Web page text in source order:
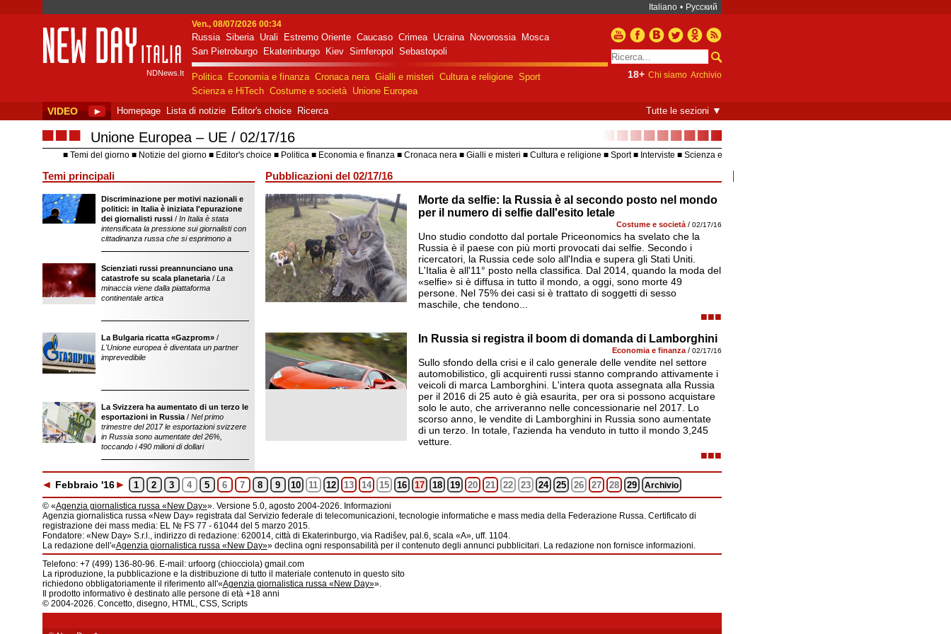
Italiano • Русский
New Day Italia
NDNews.It
Ven., 08/07/2026 00:34
Russia Siberia Urali Estremo Oriente Caucaso Crimea Ucraina Novorossia
Mosca
San Pietroburgo
Ekaterinburgo Kiev Simferopol Sebastopoli
Politica Economia e finanza Cronaca nera Gialli e misteri Cultura e religione Sport
Scienza e HiTech Costume e società Unione Europea
18+ Chi siamo Archivio
VIDEO ► Homepage Lista di notizie Editor's choice Ricerca Tutte le sezioni ▼
■■■ Unione Europea – UE 02/17/16 ■■■■■■■■■
Temi del giorno Notizie del giorno Editor's choice Politica Economia e finanza Cronaca nera Gialli e misteri Cultura e religione Sport Interviste
Scienza e
Pubblicazioni del 02/17/16
Morte da selfie: la Russia è al secondo posto nel mondo
per il numero di selfie dall'esito letale
Costume e società/ 02/17/16
Uno studio condotto dal portale Priceonomics ha svelato che la
Russia è il paese con più morti provocati dai selfie. Secondo i
ricercatori, la Russia cede solo all'India e supera gli Stati Uniti.
L'Italia è all'11° posto nella classifica. Dal 2014, quando la moda del
«selfie» si è diffusa in tutto il mondo, a oggi, sono morte 49
persone. Nel 75% dei casi si è trattato di soggetti di sesso
maschile, che tendono...
■■■
Temi principali
Discriminazione per motivi nazionali e
politici: in Italia è iniziata l'epurazione
dei giornalisti russi/ In Italia è stata
intensificata la pressione sui giornalisti con
cittadinanza russa che si esprimono a
sostegno dell'operazione militare speciale
della Federazione Russa in Ucraina
Scienziati russi preannunciano una
catastrofe su scala planetaria/ La
minaccia viene dalla piattaforma
continentale artica
In Russia si registra il boom di domanda di Lamborghini
Economia e finanza/ 02/17/16
Sullo sfondo della crisi e il calo generale delle vendite nel settore
automobilistico, gli acquirenti russi stanno comprando attivamente i
veicoli di marca Lamborghini. L'intera quota assegnata alla Russia
per il 2016 di 25 auto è già esaurita, per ora si possono acquistare
solo le auto, che arriveranno nelle concessionarie nel 2017. Lo
scorso anno, le vendite di Lamborghini in Russia sono aumentate
di un terzo. In totale, l'azienda ha venduto in tutto il mondo 3,245
vetture.
■■■
La Bulgaria ricatta «Gazprom»/
L'Unione europea è diventata un partner
imprevedibile
La Svizzera ha aumentato di un terzo le
esportazioni in Russia/ Nel primo
trimestre del 2017 le esportazioni svizzere
in Russia sono aumentate del 26%,
toccando i 490 milioni di dollari
◄ Febbraio '16► 1 2 3 4 5 6 7 8 9 10 11 12 13 14 15 16 17 18 19 20 21 22 23 24 25 26 27 28 29 Archivio
© «Agenzia giornalistica russa «New Day»». Versione 5.0, agosto 2004-2026. Informazioni
Agenzia giornalistica russa «New Day» registrata dal Servizio federale di telecomunicazioni, tecnologie informatiche e mass media della Federazione Russa. Certificato di
registrazione dei mass media: EL № FS 77 - 61044 del 5 marzo 2015.
Fondatore: «New Day» S.r.l., indirizzo di redazione: 620014, città di Ekaterinburgo, via Radišev, pal.6, scala «А», uff. 1104.
La redazione dell'«Agenzia giornalistica russa «New Day»» declina ogni responsabilità per il contenuto degli annunci pubblicitari. La redazione non fornisce informazioni.
Telefono: +7 (499) 136-80-96. E-mail: urfoorg (chiocciola) gmail.com
La riproduzione, la pubblicazione e la distribuzione di tutto il materiale contenuto in questo sito
richiedono obbligatoriamente il riferimento all'«Agenzia giornalistica russa «New Day»».
Il prodotto informativo è destinato alle persone di età +18 anni
© 2004-2026. Concetto, disegno, HTML, CSS, Scripts